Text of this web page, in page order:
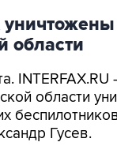
области
области
Гусев.